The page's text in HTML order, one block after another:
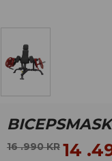
16 .990KR 14